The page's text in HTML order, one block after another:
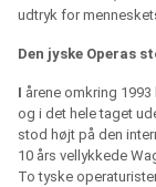
udtryk for
Den jyske Operas
I årene omkring
og i det hele taget
stod højt på den
10 års vellykkede
To tyske